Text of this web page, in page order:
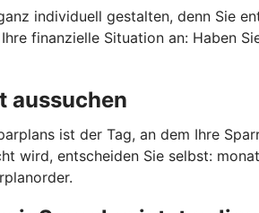
individuell gestalten, denn Sie
finanzielle Situation an: Haben
aussuchen
ist der Tag, an dem Ihre
wird, entscheiden Sie selbst: